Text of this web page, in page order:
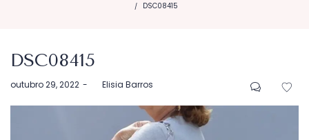
/ DSC08415
DSC08415
Postado
outubro 29, 2022 byElisia Barros